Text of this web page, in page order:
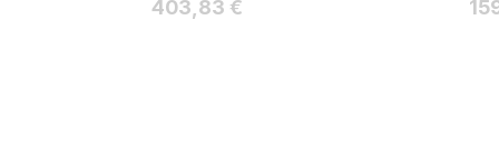
Hinta
403,83 €